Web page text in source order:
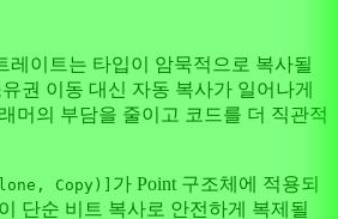
레이트는 타입이 암묵적으로 복사될
권 이동 대신 자동 복사가 일어나게
머의 부담을 줄이고 코드를 더 직관적
Copy)] 가 Point 구조체에 적용되
단순 비트 복사로 안전하게 복제될